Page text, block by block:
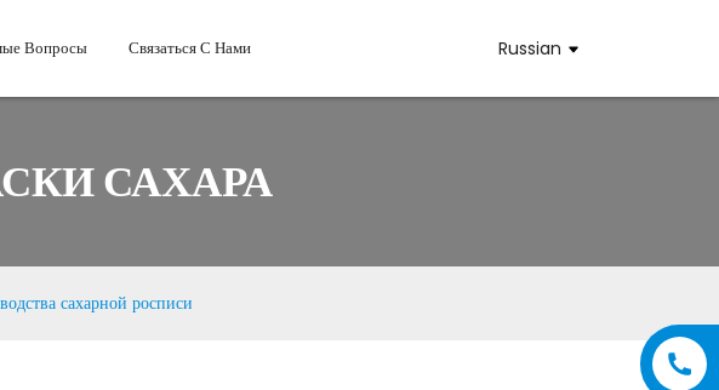
Вопросы Связаться С Нами Russian
САХАРА
сахарной росписи